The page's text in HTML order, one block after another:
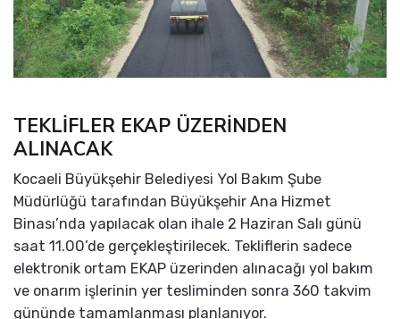
TEKLİFLER EKAP ÜZERİNDEN
ALINACAK
Kocaeli Büyükşehir Belediyesi Yol Bakım Şube
Müdürlüğü tarafından Büyükşehir Ana Hizmet
Binası’nda yapılacak olan ihale 2 Haziran Salı günü
saat 11.00’de gerçekleştirilecek. Tekliflerin sadece
elektronik ortam EKAP üzerinden alınacağı yol bakım
ve onarım işlerinin yer tesliminden sonra 360 takvim
gününde tamamlanması planlanıyor.